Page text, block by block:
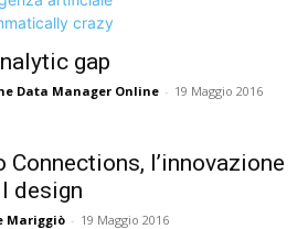
gap
Data Manager Online - 19 Maggio 2016
Connections, l’innovazione
design
Mariggiò - 19 Maggio 2016